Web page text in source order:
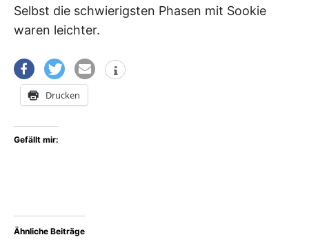
Selbst die schwierigsten Phasen mit Sookie
waren leichter.
Drucken
Gefällt mir:
Ähnliche Beiträge